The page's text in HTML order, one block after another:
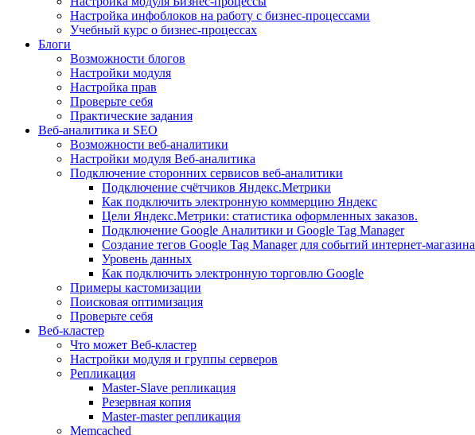
Настройка инфоблоков на работу с бизнес-процессами
Учебный курс о бизнес-процессах
Блоги
Возможности блогов
Настройки модуля
Настройка прав
Проверьте себя
Практические задания
Веб-аналитика и SEO
Возможности веб-аналитики
Настройки модуля Веб-аналитика
Подключение сторонних сервисов веб-аналитики
Подключение счётчиков Яндекс.Метрики
Как подключить электронную коммерцию Яндекс
Цели Яндекс.Метрики: статистика оформленных заказов.
Подключение Google Аналитики и Google Tag Manager
Создание тегов Google Tag Manager для событий интернет-магазина
Уровень данных
Как подключить электронную торговлю Google
Примеры кастомизации
Поисковая оптимизация
Проверьте себя
Веб-кластер
Что может Веб-кластер
Настройки модуля и группы серверов
Репликация
Master-Slave репликация
Резервная копия
Master-master репликация
Memcached